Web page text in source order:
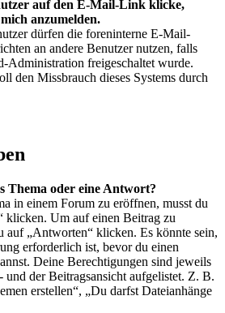
auf den E-Mail-Link klicke,
anzumelden.
dürfen die foreninterne E-Mail-
an andere Benutzer nutzen, falls
Administration freigeschaltet wurde.
den Missbrauch dieses Systems durch
Thema oder eine Antwort?
in einem Forum zu eröffnen, musst du
klicken. Um auf einen Beitrag zu
auf „Antworten“ klicken. Es könnte sein,
erforderlich ist, bevor du einen
Deine Berechtigungen sind jeweils
und der Beitragsansicht aufgelistet. Z. B.
erstellen“, „Du darfst Dateianhänge